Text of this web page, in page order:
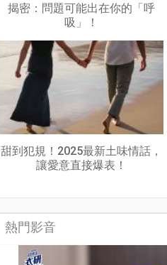
揭密：問題可能出在你的「呼
吸」！
甜到犯規！2025最新土味情話，
讓愛意直接爆表！
熱門影音